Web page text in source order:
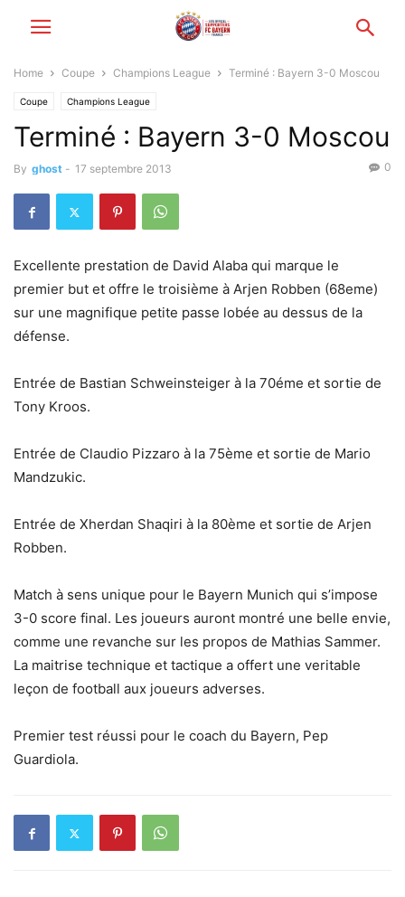
Home Coupe Champions League Terminé : Bayern 3-0 Moscou
Coupe Champions League
Terminé : Bayern 3-0 Moscou
By ghost - 17 septembre 2013 0
Excellente prestation de David Alaba qui marque le
premier but et offre le troisième à Arjen Robben (68eme)
sur une magnifique petite passe lobée au dessus de la
défense.
Entrée de Bastian Schweinsteiger à la 70éme et sortie de
Tony Kroos.
Entrée de Claudio Pizzaro à la 75ème et sortie de Mario
Mandzukic.
Entrée de Xherdan Shaqiri à la 80ème et sortie de Arjen
Robben.
Match à sens unique pour le Bayern Munich qui s’impose
3-0 score final. Les joueurs auront montré une belle envie,
comme une revanche sur les propos de Mathias Sammer.
La maitrise technique et tactique a offert une veritable
leçon de football aux joueurs adverses.
Premier test réussi pour le coach du Bayern, Pep
Guardiola.